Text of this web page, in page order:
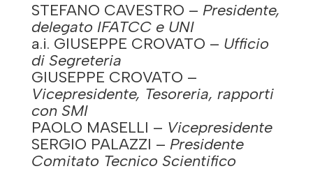
STEFANO CAVESTRO – Presidente,
delegato IFATCC e UNI
a.i. GIUSEPPE CROVATO – Ufficio
di Segreteria
GIUSEPPE CROVATO –
Vicepresidente, Tesoreria, rapporti
con SMI
PAOLO MASELLI – Vicepresidente
SERGIO PALAZZI – Presidente
Comitato Tecnico Scientifico